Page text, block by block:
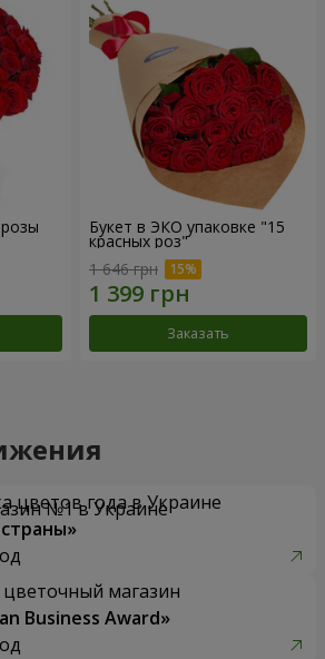
Букет в ЭКО упаковке "15
красных роз"
1 646 грн
Заказать
цветов года в Украине
магазин
Business Award»